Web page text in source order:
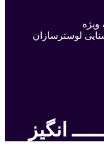
لوسترسازان
انگیز